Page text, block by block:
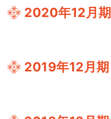
2020年12月期
2019年12月期